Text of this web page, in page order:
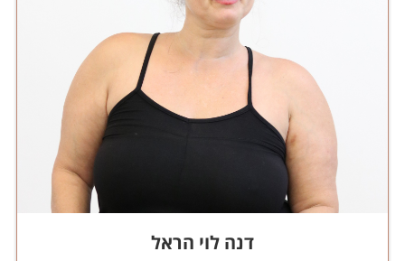
דנה לוי הראל